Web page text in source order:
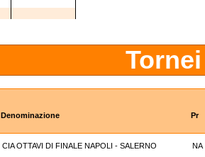
Denominazione Pr
CIA OTTAVI DI FINALE NAPOLI - SALERNO NA